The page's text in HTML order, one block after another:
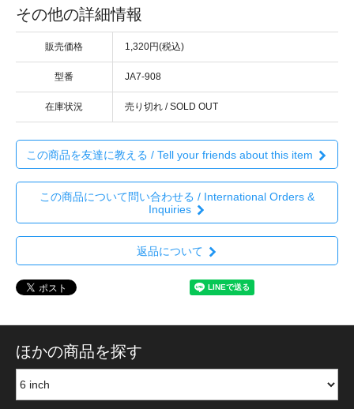
その他の詳細情報
販売価格 1,320円(税込)
型番 JA7-908
在庫状況 売り切れ / SOLD OUT
この商品を友達に教える / Tell your friends about this item
この商品について問い合わせる / International Orders &
Inquiries
返品について
ほかの商品を探す